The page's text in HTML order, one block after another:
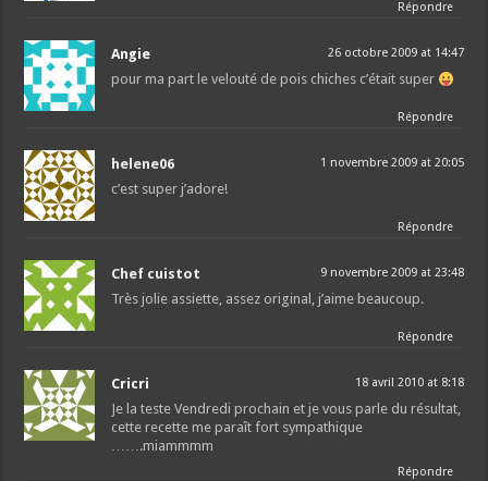
Répondre
Angie 26 octobre 2009 at 14:47
pour ma part le velouté de pois chiches c’était super
Répondre
helene06 1 novembre 2009 at 20:05
c’est super j’adore!
Répondre
Chef cuistot 9 novembre 2009 at 23:48
Très jolie assiette, assez original, j’aime beaucoup.
Répondre
Cricri 18 avril 2010 at 8:18
Je la teste Vendredi prochain et je vous parle du résultat,
cette recette me paraît fort sympathique
…….miammmm
Répondre